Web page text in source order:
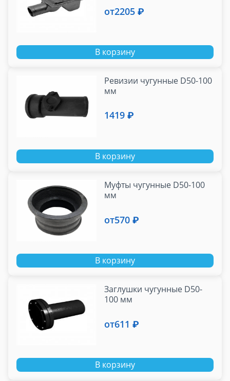
от2205 ₽
В корзину
Ревизии чугунные D50-100
мм
1419 ₽
В корзину
Муфты чугунные D50-100
мм
от570 ₽
В корзину
Заглушки чугунные D50-
100 мм
от611 ₽
В корзину